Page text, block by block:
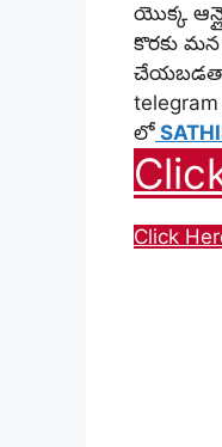
యొక్క
కొరకు
లో
Click